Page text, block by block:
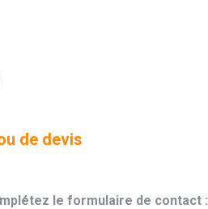
de devis
le formulaire de contact :